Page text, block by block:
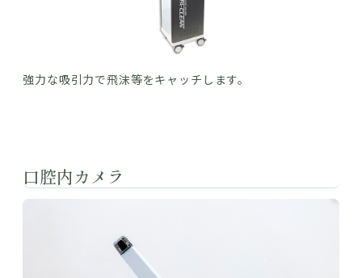
強力な吸引力で飛沫等をキャッチします。
口腔内カメラ